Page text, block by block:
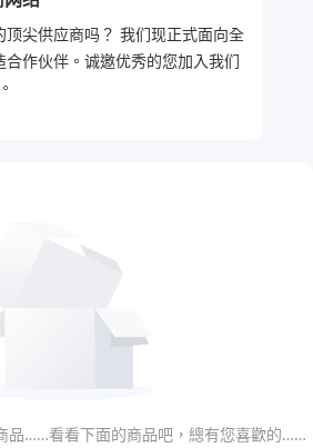
全裝備, wholesale 水上運動裝備,
性能穩定長久耐用
尖供应商吗？ 我们现正式面向全
作伙伴。诚邀优秀的您加入我们
品……看看下面的商品吧，總有您喜歡的……